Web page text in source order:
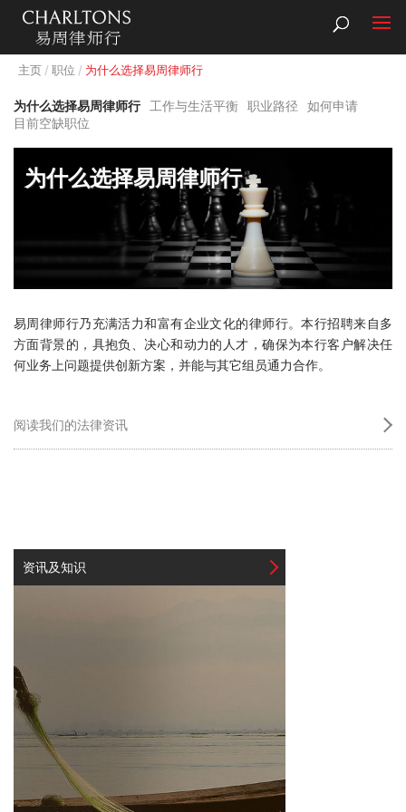
主页 职位 为什么选择易周律师行
为什么选择易周律师行 工作与生活平衡 职业路径
如何申请
目前空缺职位
为什么选择易周律师行
易周律师行乃充满活力和富有企业文化的律师行。本行招聘来自多
方面背景的，具抱负、决心和动力的人才，确保为本行客户解决任
何业务上问题提供创新方案，并能与其它组员通力合作。
阅读我们的法律资讯
资讯及知识